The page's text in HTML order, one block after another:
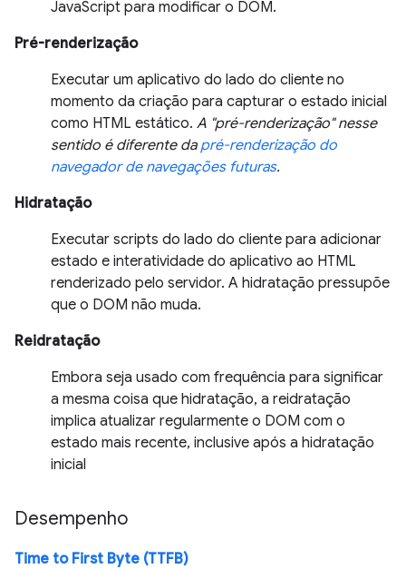
JavaScript para modificar o DOM.
Pré-renderização
Executar um aplicativo do lado do cliente no
momento da criação para capturar o estado inicial
como HTML estático. A "pré-renderização" nesse
sentido é diferente dapré-renderização do
navegador de navegações futuras.
Hidratação
Executar scripts do lado do cliente para adicionar
estado e interatividade do aplicativo ao HTML
renderizado pelo servidor. A hidratação pressupõe
que o DOM não muda.
Reidratação
Embora seja usado com frequência para significar
a mesma coisa que hidratação, a reidratação
implica atualizar regularmente o DOM com o
estado mais recente, inclusive após a hidratação
inicial
Desempenho
Time to First Byte (TTFB)